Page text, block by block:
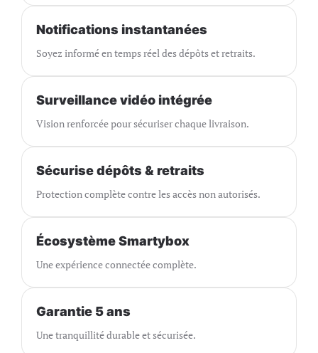
Notifications instantanées
Soyez informé en temps réel des dépôts et retraits.
Surveillance vidéo intégrée
Vision renforcée pour sécuriser chaque livraison.
Sécurise dépôts & retraits
Protection complète contre les accès non autorisés.
Écosystème Smartybox
Une expérience connectée complète.
Garantie 5 ans
Une tranquillité durable et sécurisée.